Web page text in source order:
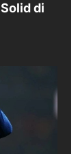
di